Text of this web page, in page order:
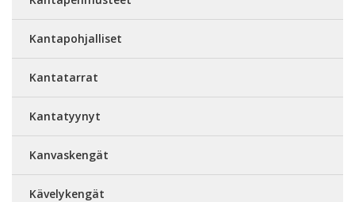
Kantapohjalliset
Kantatarrat
Kantatyynyt
Kanvaskengät
Kävelykengät